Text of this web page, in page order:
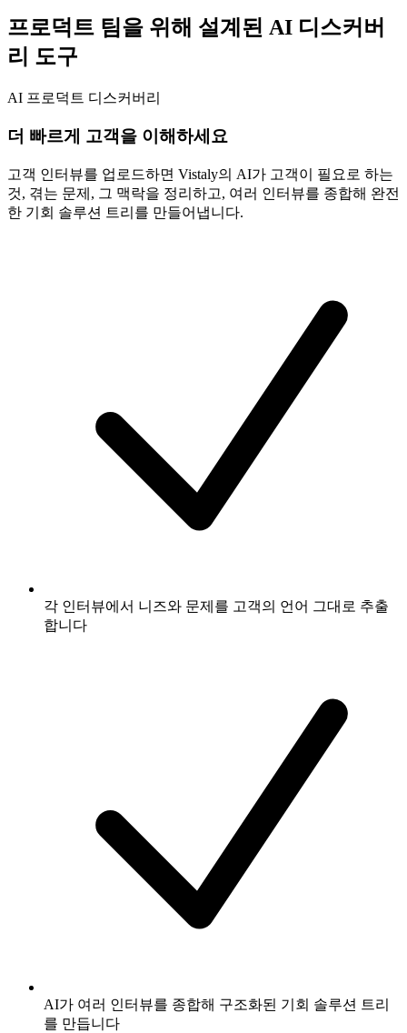
프로덕트 팀을 위해 설계된 AI 디스커버
리 도구
AI 프로덕트 디스커버리
더 빠르게 고객을 이해하세요
고객 인터뷰를 업로드하면 Vistaly의 AI가 고객이 필요로 하는
것, 겪는 문제, 그 맥락을 정리하고, 여러 인터뷰를 종합해 완전
한 기회 솔루션 트리를 만들어냅니다.
각 인터뷰에서 니즈와 문제를 고객의 언어 그대로 추출
합니다
AI가 여러 인터뷰를 종합해 구조화된 기회 솔루션 트리
를 만듭니다